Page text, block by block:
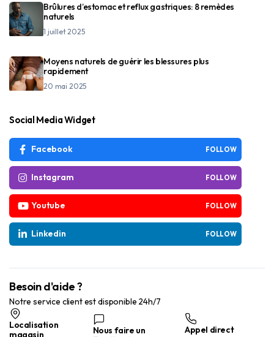
Brûlures d’estomac et reflux gastriques: 8 remèdes
naturels
1 juillet 2025
Moyens naturels de guérir les blessures plus
rapidement
20 mai 2025
Social Media Widget
Facebook FOLLOW
Instagram FOLLOW
Youtube FOLLOW
Linkedin FOLLOW
Besoin d'aide ?
Notre service client est disponible 24h/7
Localisation
magasin
Nous faire un
Appel direct